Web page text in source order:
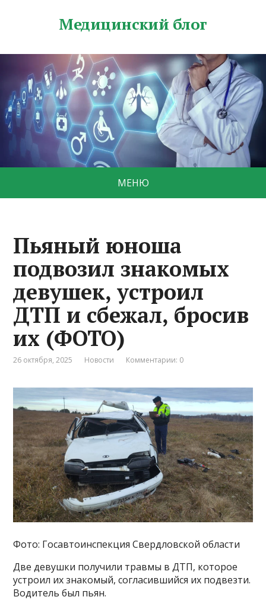
Медицинский блог
МЕНЮ
Пьяный юноша
подвозил знакомых
девушек, устроил
ДТП и сбежал, бросив
их (ФОТО)
26 октября, 2025 Новости Комментарии: 0
Фото: Госавтоинспекция Свердловской области
Две девушки получили травмы в ДТП, которое
устроил их знакомый, согласившийся их подвезти.
Водитель был пьян.